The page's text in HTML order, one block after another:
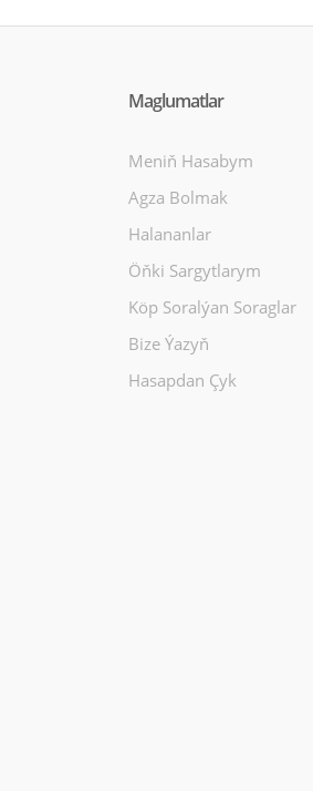
Maglumatlar
Meniň Hasabym
Agza Bolmak
Halananlar
Öňki Sargytlarym
Köp Soralýan Soraglar
Bize Ýazyň
Hasapdan Çyk